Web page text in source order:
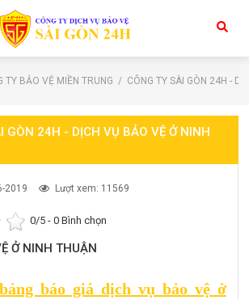
TY BẢO VỆ MIỀN TRUNG CÔNG TY SÀI GÒN 24H -
GÒN 24H - DỊCH VỤ BẢO VỆ Ở NINH
2019 Lượt xem: 11569
0/5 -0 Bình chọn
Ở NINH THUẬN
bảng báo giá dịch vụ bảo vệ ở